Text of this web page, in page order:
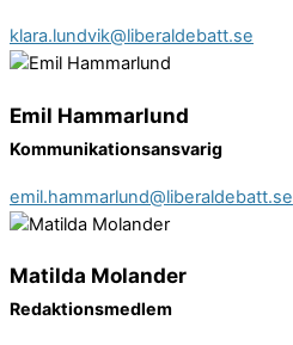
klara.lundvik@liberaldebatt.se
Emil Hammarlund
Kommunikationsansvarig
emil.hammarlund@liberaldebatt.se
Matilda Molander
Redaktionsmedlem